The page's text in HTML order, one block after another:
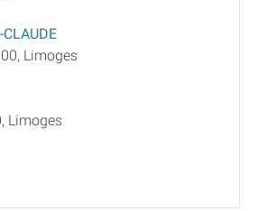
Limoges
Limoges